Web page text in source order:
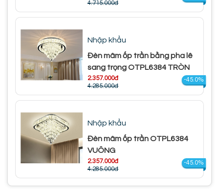
4.715.000đ
Nhập khẩu
Đèn mâm ốp trần bằng pha lê
sang trọng OTPL6384 TRÒN
2.357.000đ
4.285.000đ
-45.0%
Nhập khẩu
Đèn mâm ốp trần OTPL6384
VUÔNG
2.357.000đ
4.285.000đ
-45.0%